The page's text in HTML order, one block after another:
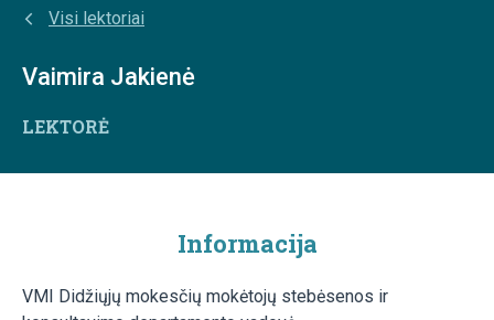
Visi lektoriai
Vaimira Jakienė
LEKTORĖ
Informacija
VMI Didžiųjų mokesčių mokėtojų stebėsenos ir